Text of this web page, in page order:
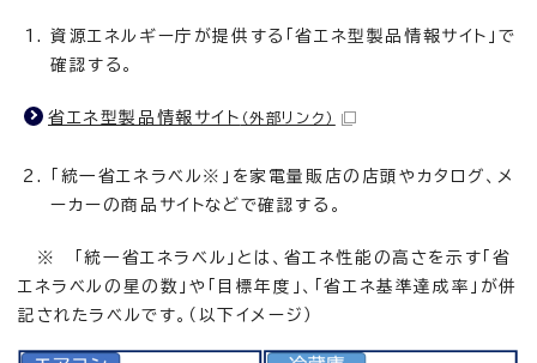
資源エネルギー庁が提供する「省エネ型製品情報サイト」で
確認する。
省エネ型製品情報サイト （外部リンク）
「統一省エネラベル※」を家電量販店の店頭やカタログ、メ
ーカーの商品サイトなどで確認する。
※ 「統一省エネラベル」とは、省エネ性能の高さを示す「省
エネラベルの星の数」や「目標年度」、「省エネ基準達成率」が併
記されたラベルです。（以下イメージ）